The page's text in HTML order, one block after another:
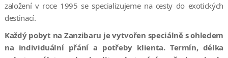
založení v roce 1995 se specializujeme na cesty do exotických
destinací.
Každý pobyt na Zanzibaru je vytvořen speciálně s ohledem
na individuální přání a potřeby klienta. Termín, délka